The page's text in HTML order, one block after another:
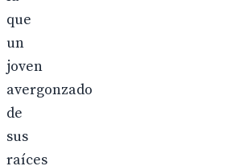
que
un
joven
avergonzado
de
sus
raíces